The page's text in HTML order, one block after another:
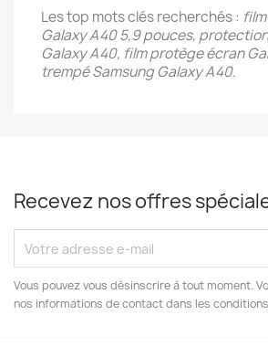
Les top mots clés recherchés :
Galaxy A40 5,9 pouces,
Galaxy A40, film protège écran
trempé Samsung Galaxy A40.
Recevez nos offres
Vous pouvez vous désinscrire à tout moment.
nos informations de contact dans les